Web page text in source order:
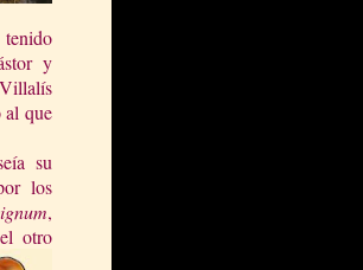
y
al que
su
los
,
otro